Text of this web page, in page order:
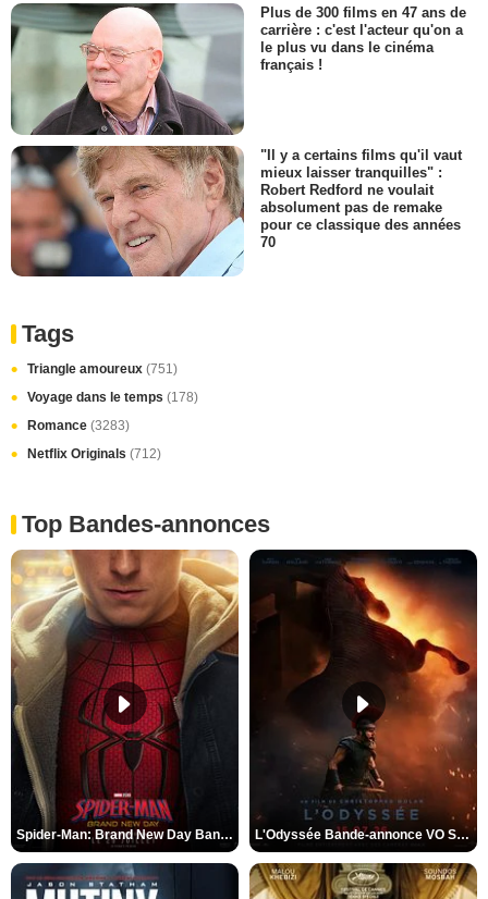
Plus de 300 films en 47 ans de
carrière : c'est l'acteur qu'on a
le plus vu dans le cinéma
français !
"Il y a certains films qu'il vaut
mieux laisser tranquilles" :
Robert Redford ne voulait
absolument pas de remake
pour ce classique des années
70
Tags
Triangle amoureux (751)
Voyage dans le temps (178)
Romance (3283)
Netflix Originals (712)
Top Bandes-annonces
Spider-Man: Brand New Day Bande-annonce VO STFR L'Odyssée Bande-annonce VO STFR